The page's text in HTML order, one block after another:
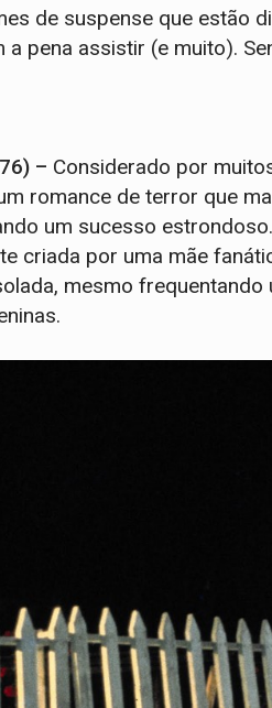
de suspense que estão
a pena assistir (e muito).
– Considerado por
romance de terror que
um sucesso
criada por uma mãe
mesmo